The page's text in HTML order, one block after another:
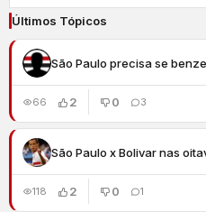
Últimos Tópicos
São Paulo precisa se
66 2 0 3
São Paulo x Bolivar nas
118 2 0 1